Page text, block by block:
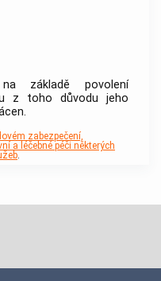
základě povolení
z toho důvodu jeho
zabezpečení,
a léčebné péči některých